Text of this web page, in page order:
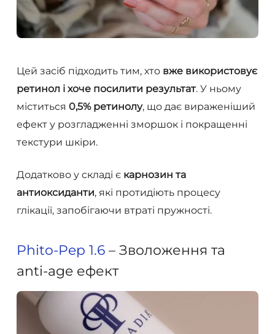
Цей засіб підходить тим, хто вже використовує
ретинол і хоче посилити результат. У ньому
міститься 0,5% ретинолу, що дає вираженіший
ефект у розгладженні зморшок і покращенні
текстури шкіри.
Додатково у складі є карнозин та
антиоксиданти, які протидіють процесу
глікації, запобігаючи втраті пружності.
Phito-Pep 1.6– Зволоження та
anti-age ефект